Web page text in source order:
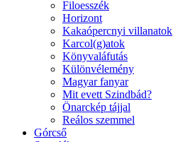
Filoesszék
Horizont
Kakaópercnyi villanatok
Karcol(g)atok
Könyvaláfutás
Különvélemény
Magyar fanyar
Mit evett Szindbád?
Önarckép tájjal
Reálos szemmel
Górcső